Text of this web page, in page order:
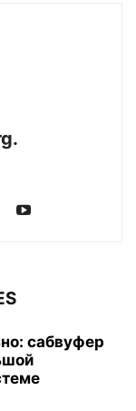
сабвуфер